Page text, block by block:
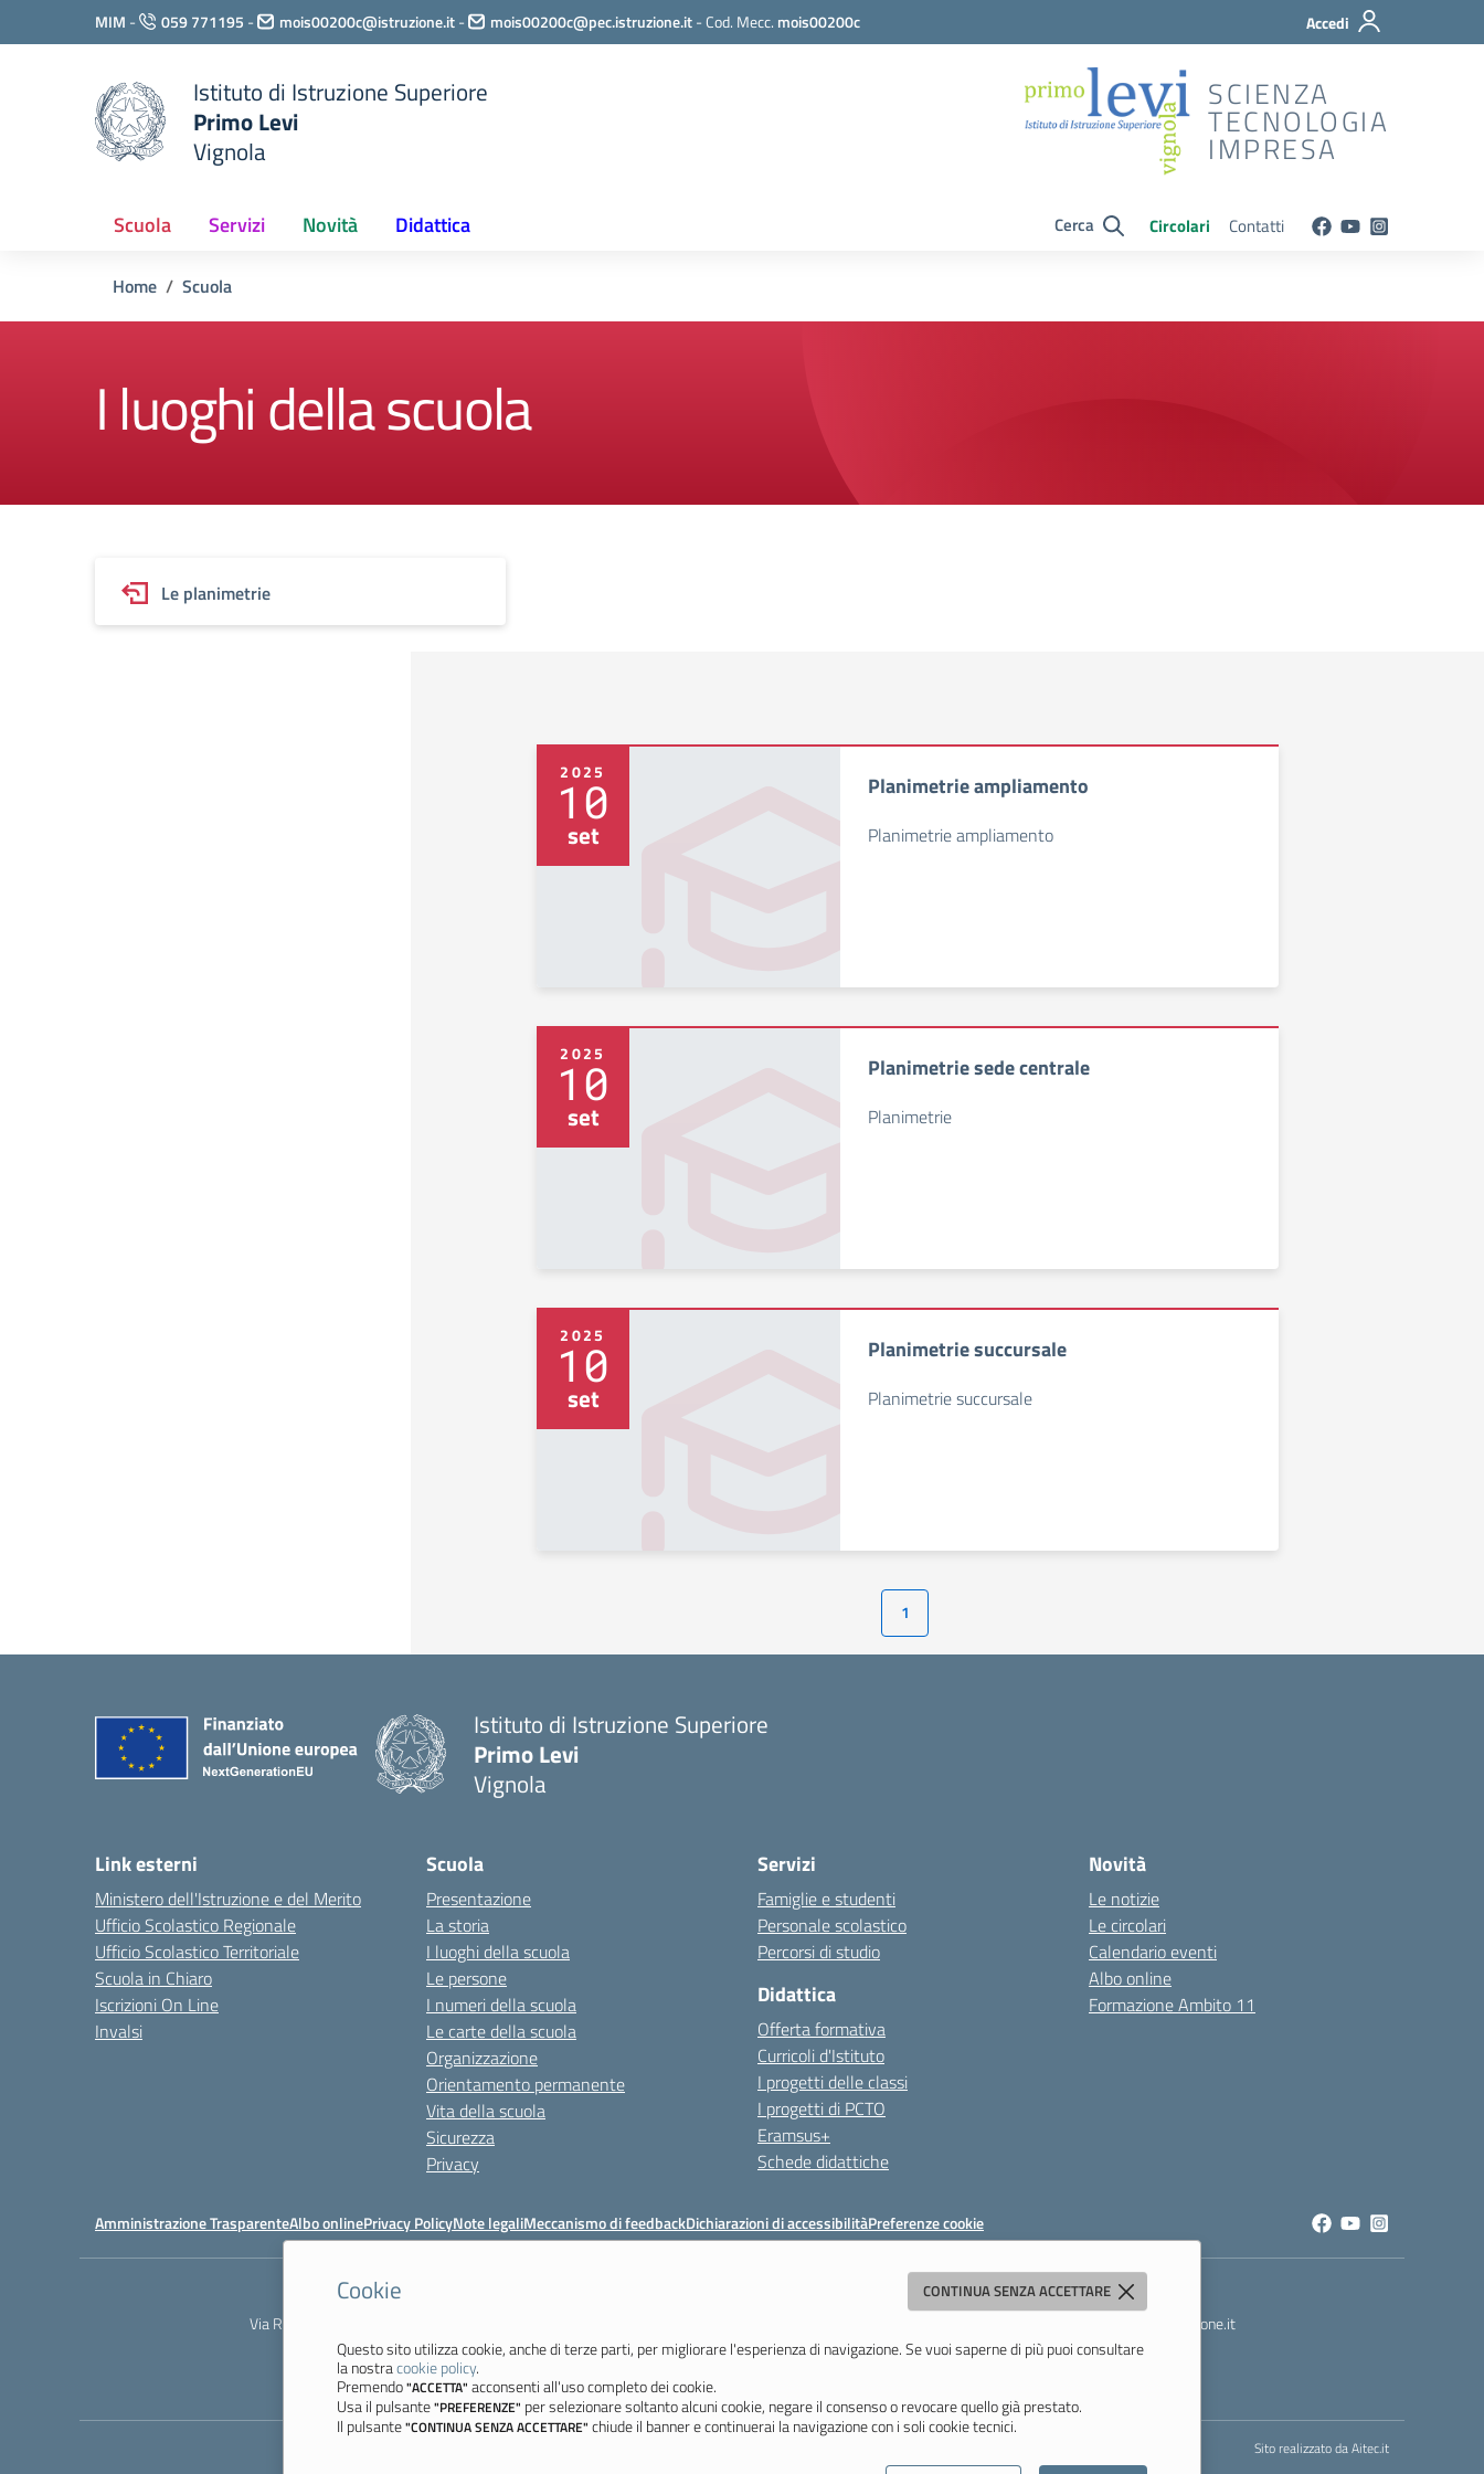
Cookie CONTINUA SENZA ACCETTARE
Questo sito utilizza cookie, anche di terze parti, per migliorare l'esperienza di navigazione. Se vuoi saperne di più puoi consultare
la nostracookie policy.
Premendo"ACCETTA" acconsenti all'uso completo dei cookie.
Usa il pulsante"PREFERENZE" per selezionare soltanto alcuni cookie, negare il consenso o revocare quello già prestato.
Il pulsante"CONTINUA SENZA ACCETTARE" chiude il banner e continuerai la navigazione con i soli cookie tecnici.
Vai ai contenuti
Vai al menu di navigazione
MIM - 059 771195 - mois00200c@istruzione.it- mois00200c@pec.istruzione.it-Cod. Mecc. mois00200c Accedi
Istituto di Istruzione Superiore
Primo Levi
Vignola
SCIENZA
TECNOLOGIA
IMPRESA
Scuola Servizi Novità Didattica Cerca Circolari Contatti
Home Scuola
I luoghi della scuola
Le planimetrie
2025
10
set
Planimetrie ampliamento
Planimetrie ampliamento
2025
10
set
Planimetrie sede centrale
Planimetrie
2025
10
set
Planimetrie succursale
Planimetrie succursale
1
Istituto di Istruzione Superiore
Primo Levi
Vignola
Link esterni
Ministero dell'Istruzione e del Merito
Ufficio Scolastico Regionale
Ufficio Scolastico Territoriale
Scuola in Chiaro
Iscrizioni On Line
Invalsi
Scuola
Presentazione
La storia
I luoghi della scuola
Le persone
I numeri della scuola
Le carte della scuola
Organizzazione
Orientamento permanente
Vita della scuola
Sicurezza
Privacy
Servizi
Famiglie e studenti
Personale scolastico
Percorsi di studio
Didattica
Offerta formativa
Curricoli d'Istituto
I progetti delle classi
I progetti di PCTO
Eramsus+
Schede didattiche
Novità
Le notizie
Le circolari
Calendario eventi
Albo online
Formazione Ambito 11
Amministrazione TrasparenteAlbo onlinePrivacy PolicyNote legaliMeccanismo di feedbackDichiarazioni di accessibilitàPreferenze cookie
Via Resistenza, 800 - 41058 Vignola (MO) - Tel. 059 771195 - Fax 059 764354 - Email:
mois00200c@pec.istruzione.it
Codice meccanografico: mois00200c - C.F. 94058180368
Ultimo aggiornamento: Lunedì, 3 Agosto 2026 ore 12:05
Sito realizzato daAitec.it